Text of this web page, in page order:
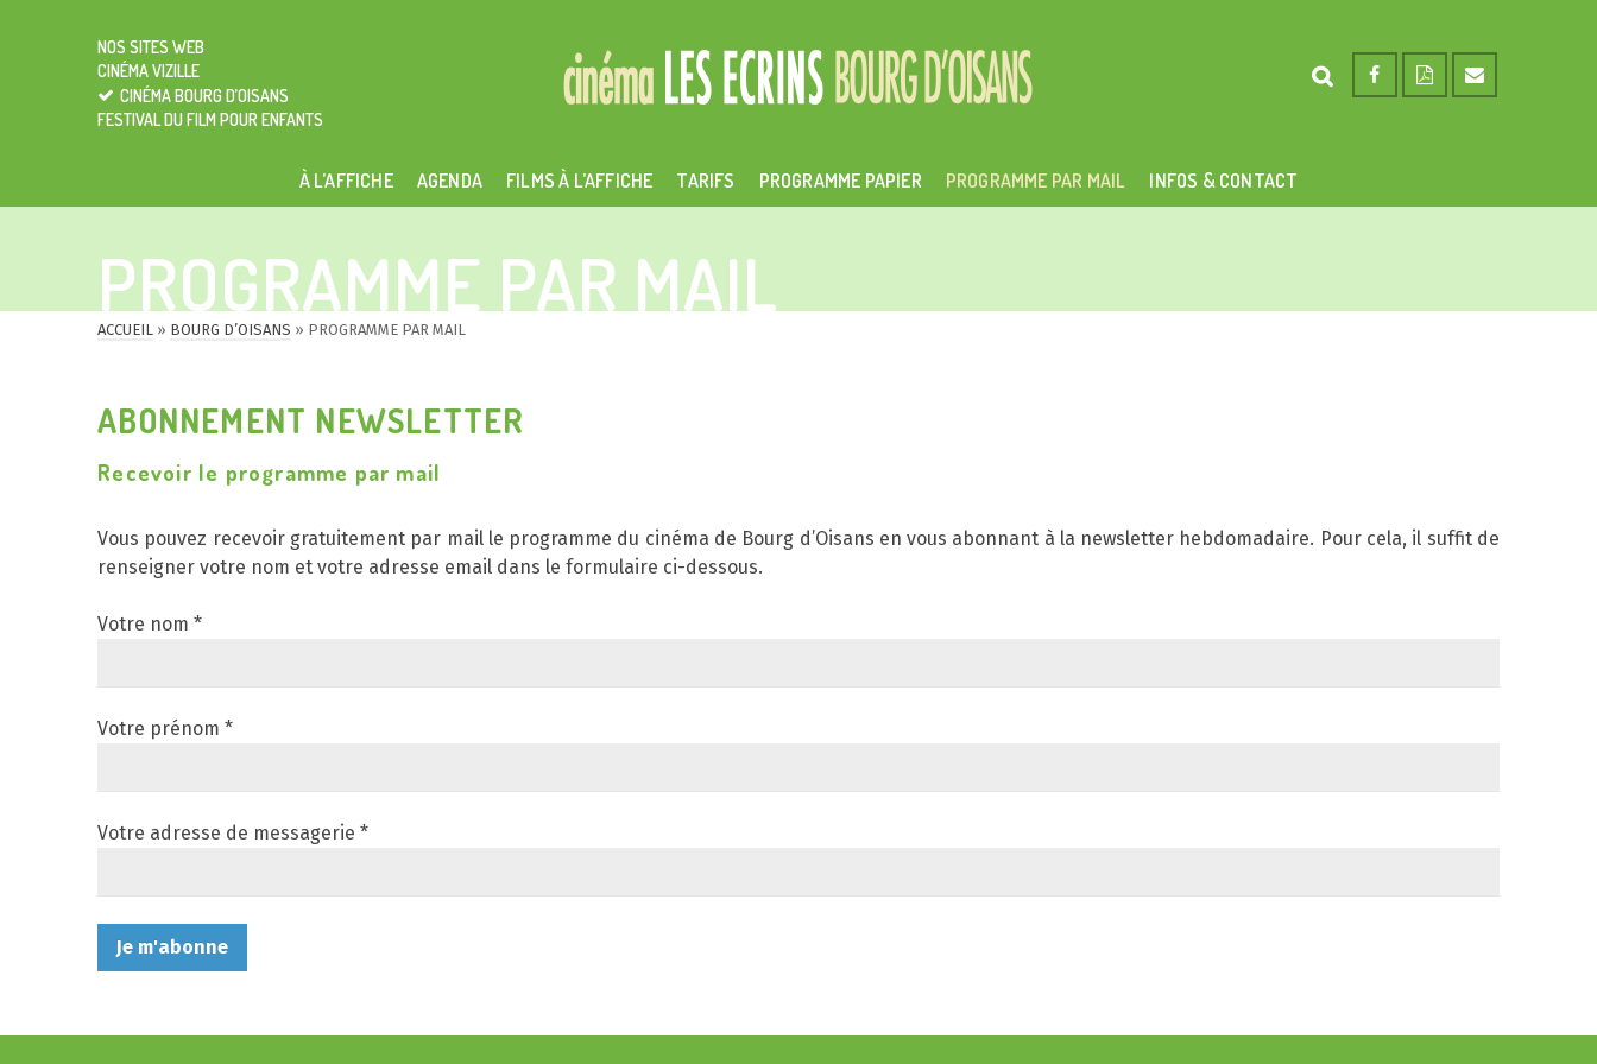
NOS SITES WEB
CINÉMA VIZILLE
CINÉMA BOURG D’OISANS
FESTIVAL DU FILM POUR ENFANTS
À L’AFFICHE AGENDA FILMS À L’AFFICHE TARIFS PROGRAMME PAPIER PROGRAMME PAR MAIL INFOS & CONTACT
PROGRAMME PAR MAIL
ACCUEIL » BOURG D’OISANS » PROGRAMME PAR MAIL
ABONNEMENT NEWSLETTER
Recevoir le programme par mail
Vous pouvez recevoir gratuitement par mail le programme du cinéma de Bourg d’Oisans en vous abonnant à la newsletter hebdomadaire. Pour cela, il suffit de
renseigner votre nom et votre adresse email dans le formulaire ci-dessous.
Votre nom *
Votre prénom *
Votre adresse de messagerie *